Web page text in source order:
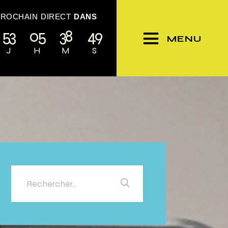
DIRECT DANS
53
J
05
H
38
M
46
S
MENU